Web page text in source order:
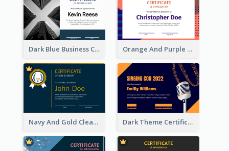
Dark Blue Business Certificate Orange And Purple Pattern Certificate
Navy And Gold Clean Certificate Dark Theme Certificate Design For Singing Contest